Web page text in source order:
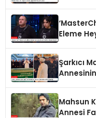
Eleme
Şarkıcı
Mahsun
Annesi